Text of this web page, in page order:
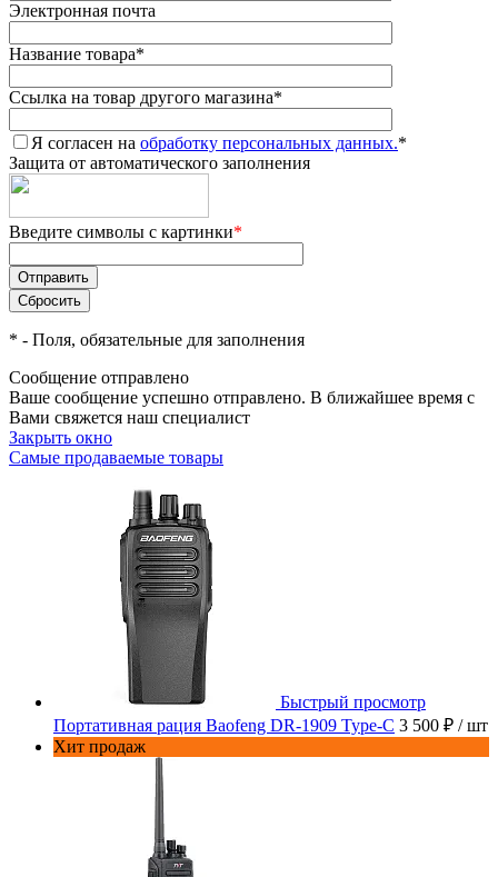
Электронная почта
Название товара*
Ссылка на товар другого магазина*
Я согласен на обработку персональных данных.*
Защита от автоматического заполнения
Введите символы с картинки*
* - Поля, обязательные для заполнения
Сообщение отправлено
Ваше сообщение успешно отправлено. В ближайшее время с
Вами свяжется наш специалист
Закрыть окно
Самые продаваемые товары
Быстрый просмотр
Портативная рация Baofeng DR-1909 Type-C 3 500 ₽ / шт
Хит продаж